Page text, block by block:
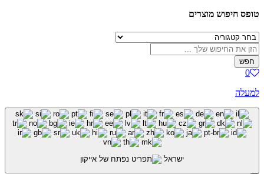
טופס חיפוש מוצרים
חפש
0
למעלה
ישראל